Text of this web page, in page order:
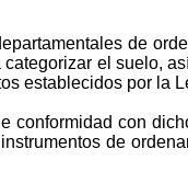
de
el suelo,
establecidos por la
con
de